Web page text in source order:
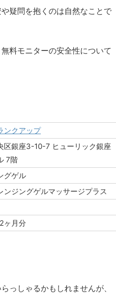
疑問を抱くのは自然なことで
料モニターの安全性について
ンクアップ
区銀座3-10-7 ヒューリック銀座
7階
グゲル
ンジングゲルマッサージプラス
ヶ月分
っしゃるかもしれませんが、